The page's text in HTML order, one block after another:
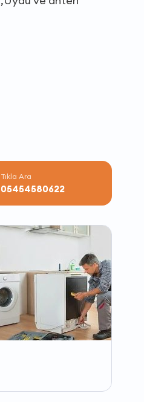
Tıkla Ara
05454580622